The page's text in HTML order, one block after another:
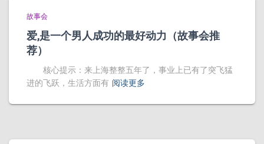
故事会
爱,是一个男人成功的最好动力（故事会推
荐）
核心提示：来上海整整五年了，事业上已有了突飞猛
进的飞跃，生活方面有 阅读更多